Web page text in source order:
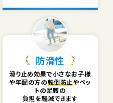
防滑性
滑り止め効果で小さなお子様
や年配の方の転倒防止やペッ
トの足腰の
負担を軽減できます